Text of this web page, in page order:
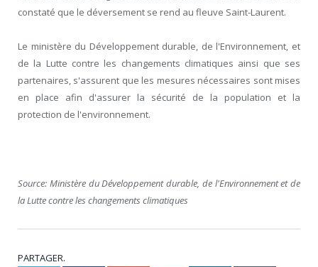
constaté que le déversement se rend au fleuve Saint-Laurent.
Le ministère du Développement durable, de l'Environnement, et
de la Lutte contre les changements climatiques ainsi que ses
partenaires, s'assurent que les mesures nécessaires sont mises
en place afin d'assurer la sécurité de la population et la
protection de l'environnement.
Source: Ministère du Développement durable, de l'Environnement et de
la Lutte contre les changements climatiques
PARTAGER.